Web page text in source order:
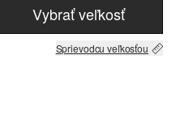
Vybrať veľkosť
Sprievodcu veľkosťou